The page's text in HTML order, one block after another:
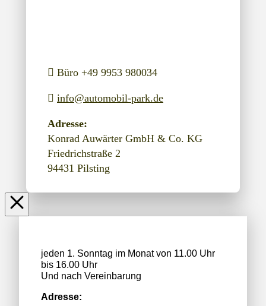
Büro +49 9953 980034
info@automobil-park.de
Adresse:
Konrad Auwärter GmbH & Co. KG
Friedrichstraße 2
94431 Pilsting
jeden 1. Sonntag im Monat von 11.00 Uhr
bis 16.00 Uhr
Und nach Vereinbarung
Adresse: